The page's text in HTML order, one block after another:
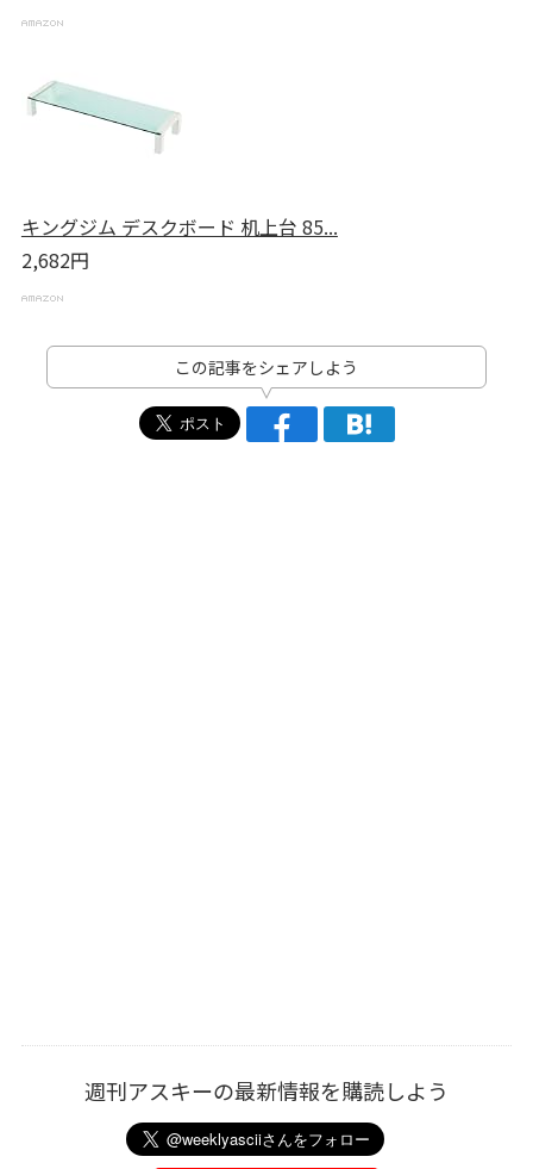
キングジム デスクボード 机上台 85...
2,682円
この記事をシェアしよう
週刊アスキーの最新情報を購読しよう